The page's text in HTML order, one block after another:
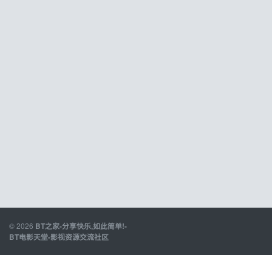
© 2026 BT之家-分享快乐,如此简单!-
BT电影天堂-影视资源交流社区